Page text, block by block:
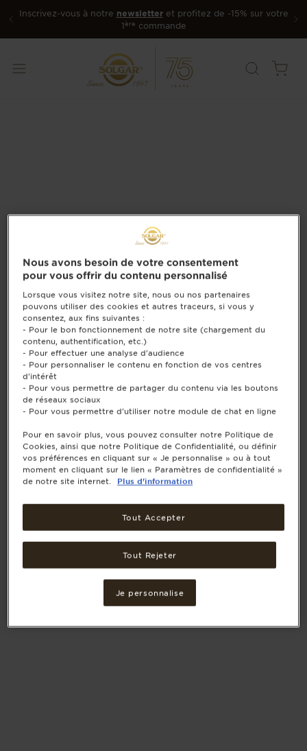
Inscrivez-vous à notre newsletteret profitez de -15% sur votre
1ère commande
Nous avons besoin de votre consentement
pour vous offrir du contenu personnalisé
Lorsque vous visitez notre site, nous ou nos partenaires
pouvons utiliser des cookies et autres traceurs, si vous y
consentez, aux fins suivantes :
- Pour le bon fonctionnement de notre site (chargement du
contenu, authentification, etc.)
- Pour effectuer une analyse d'audience
- Pour personnaliser le contenu en fonction de vos centres
d'intérêt
- Pour vous permettre de partager du contenu via les boutons
de réseaux sociaux
- Pour vous permettre d'utiliser notre module de chat en ligne
Pour en savoir plus, vous pouvez consulter notre Politique de
Cookies, ainsi que notre Politique de Confidentialité, ou définir
vos préférences en cliquant sur « Je personnalise » ou à tout
moment en cliquant sur le lien « Paramètres de confidentialité »
de notre site internet.
Plus d'information
Tout Rejeter
Tout Accepter
Je personnalise